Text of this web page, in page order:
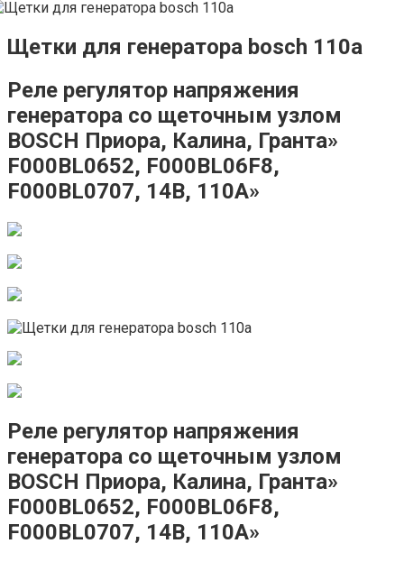
Щетки для генератора bosch 110a
Реле регулятор напряжения
генератора со щеточным узлом
BOSCH Приора, Калина, Гранта»
F000BL0652, F000BL06F8,
F000BL0707, 14B, 110A»
Реле регулятор напряжения
генератора со щеточным узлом
BOSCH Приора, Калина, Гранта»
F000BL0652, F000BL06F8,
F000BL0707, 14B, 110A»